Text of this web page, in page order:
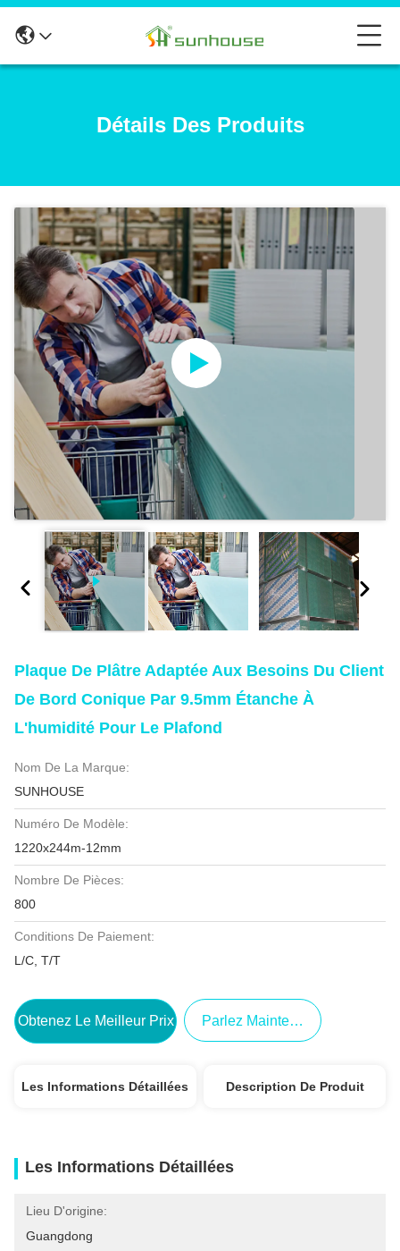
Détails Des Produits
Plaque De Plâtre Adaptée Aux Besoins Du Client
De Bord Conique Par 9.5mm Étanche À
L'humidité Pour Le Plafond
Nom De La Marque:
SUNHOUSE
Numéro De Modèle:
1220x244m-12mm
Nombre De Pièces:
800
Conditions De Paiement:
L/C, T/T
Obtenez Le Meilleur Prix Parlez Maintenant.
Les Informations Détaillées Description De Produit
Les Informations Détaillées
Lieu D'origine:
Guangdong